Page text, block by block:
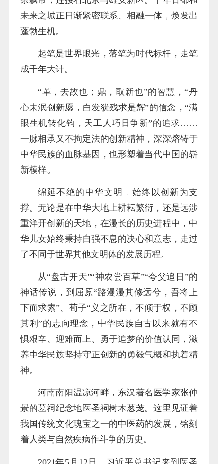
未来之城正日渐紧密联系、相融一体，焕发出
蓬勃生机。
起笔是世界眼光，落笔为时代标杆，走笔
成千年大计。
“革，去故也；鼎，取新也”的智慧，“丹
心未泯创新愿，白发犹残求是辉”的信念，“满
眼生机转化钧，天工人巧日争新”的追求……
一脉相承又不拘定法的创新精神，深深熔铸于
中华民族的血脉基因，也形塑着当代中国的崭
新模样。
绵延不绝的中华文明，始终以创新为支
撑。无论是在中华大地上耕耘繁衍，还是远涉
重洋开创新的天地，在漫长的历史进程中，中
华儿女始终秉持自强不息的决心和意志，走过
了不同于世界其他文明体的发展历程。
从“盘古开天”“神农尝百草”“夸父追日”的
神话传说，到屈原“路漫漫其修远兮，吾将上
下而求索”、荀子“义之所在，不倾于权，不顾
其利”的志向理念，中华民族自古以来就有不
惧艰辛、迎难而上、勇于追梦的价值认同，滋
养中华民族坚持守正创新的勇毅气概和执着精
神。
河南南阳温凉河畔，东汉著名医学家张仲
景的墓祠纪念地医圣祠树木葱茏。这里见证着
我国传统文化瑰宝之一的中医药的发展，铭刻
着人类与自然疾病作斗争的历史。
2021年5月12日，习近平总书记来到医圣